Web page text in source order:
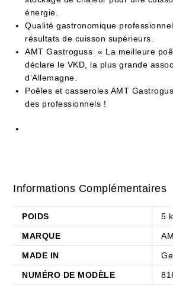
énergie.
Qualité gastronomique
résultats de cuisson supérieurs.
AMT Gastroguss « La meilleure
déclare le VKD, la plus grande
d’Allemagne.
Poêles et casseroles AMT
des professionnels !
Informations Complémentaires
POIDS 5
MARQUE
MADE IN
NUMÉRO DE MODÈLE